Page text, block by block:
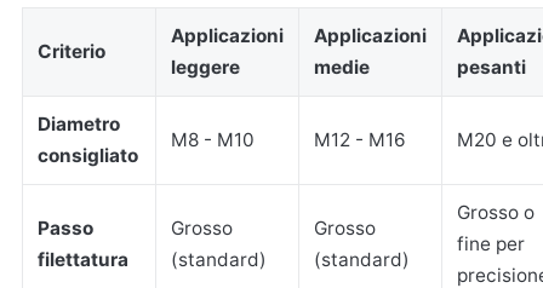
Criterio
Applicazioni
leggere
Applicazioni
medie
pesanti
Diametro
consigliato
M8 - M10 M12 - M16 M20 e
Passo
filettatura
Grosso
(standard)
Grosso
(standard)
Grosso o
fine per